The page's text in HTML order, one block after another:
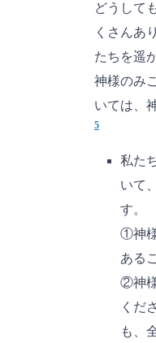
どうして
くさんあ
たちを遥
神様のみ
いては、
5
私た
いて
す。
①神
ある
②神
くだ
も、